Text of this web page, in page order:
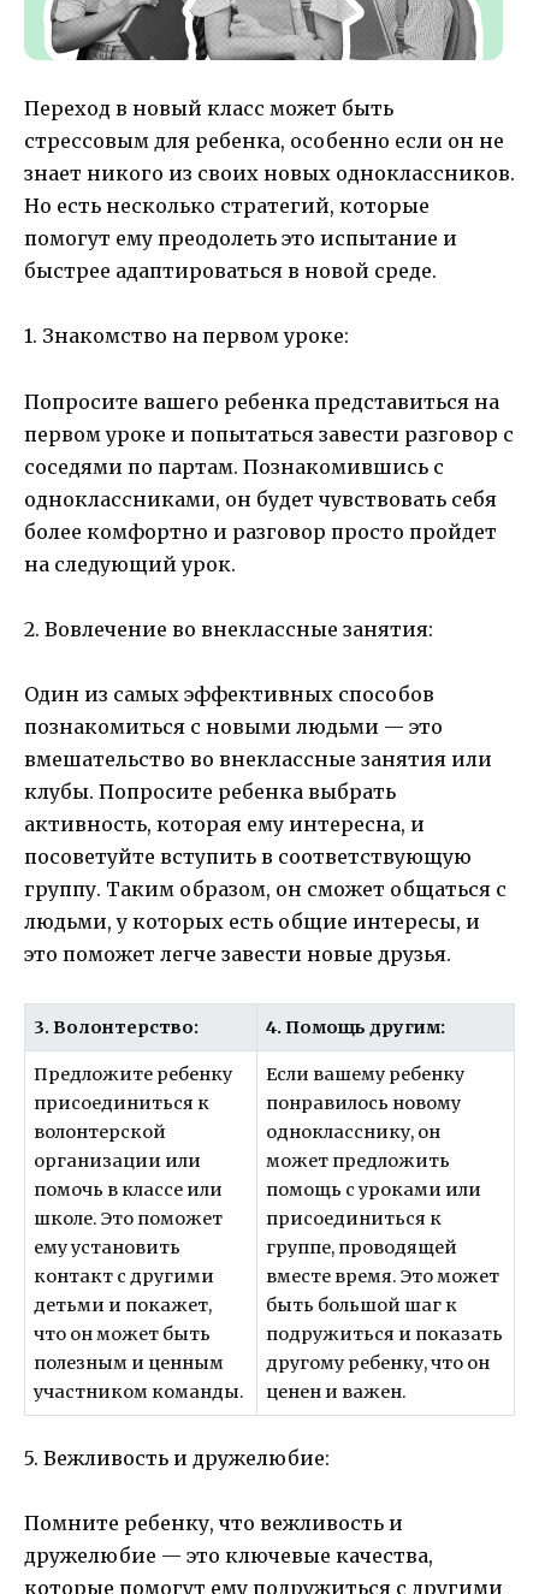
Переход в новый класс может быть
стрессовым для ребенка, особенно если он не
знает никого из своих новых одноклассников.
Но есть несколько стратегий, которые
помогут ему преодолеть это испытание и
быстрее адаптироваться в новой среде.
1. Знакомство на первом уроке:
Попросите вашего ребенка представиться на
первом уроке и попытаться завести разговор с
соседями по партам. Познакомившись с
одноклассниками, он будет чувствовать себя
более комфортно и разговор просто пройдет
на следующий урок.
2. Вовлечение во внеклассные занятия:
Один из самых эффективных способов
познакомиться с новыми людьми — это
вмешательство во внеклассные занятия или
клубы. Попросите ребенка выбрать
активность, которая ему интересна, и
посоветуйте вступить в соответствующую
группу. Таким образом, он сможет общаться с
людьми, у которых есть общие интересы, и
это поможет легче завести новые друзья.
3. Волонтерство: 4. Помощь другим:
Предложите ребенку
присоединиться к
волонтерской
организации или
помочь в классе или
школе. Это поможет
ему установить
контакт с другими
детьми и покажет,
что он может быть
полезным и ценным
участником команды.
Если вашему ребенку
понравилось новому
однокласснику, он
может предложить
помощь с уроками или
присоединиться к
группе, проводящей
вместе время. Это может
быть большой шаг к
подружиться и показать
другому ребенку, что он
ценен и важен.
5. Вежливость и дружелюбие:
Помните ребенку, что вежливость и
дружелюбие — это ключевые качества,
которые помогут ему подружиться с другими